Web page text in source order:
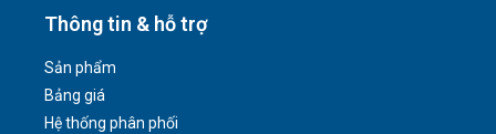
Thông tin & hỗ trợ
Sản phẩm
Bảng giá
Hệ thống phân phối